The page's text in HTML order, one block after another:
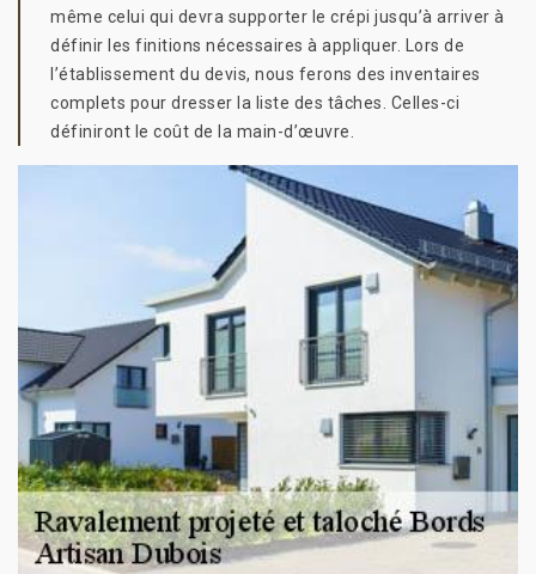
même celui qui devra supporter le crépi jusqu’à arriver à
définir les finitions nécessaires à appliquer. Lors de
l’établissement du devis, nous ferons des inventaires
complets pour dresser la liste des tâches. Celles-ci
définiront le coût de la main-d’œuvre.